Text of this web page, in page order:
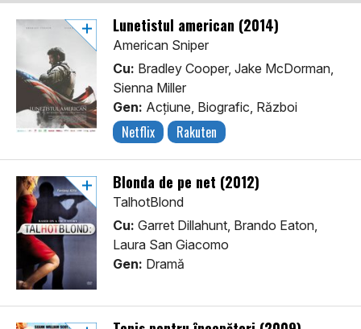
Lunetistul american (2014)
American Sniper
Cu: Bradley Cooper, Jake McDorman,
Sienna Miller
Gen: Acţiune, Biografic, Război
Netflix Rakuten
Blonda de pe net (2012)
TalhotBlond
Cu: Garret Dillahunt, Brando Eaton,
Laura San Giacomo
Gen: Dramă